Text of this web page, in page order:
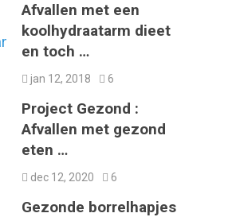
Afvallen met een
koolhydraatarm dieet
en toch …
jan 12, 2018 6
Project Gezond :
Afvallen met gezond
eten …
dec 12, 2020 6
Gezonde borrelhapjes